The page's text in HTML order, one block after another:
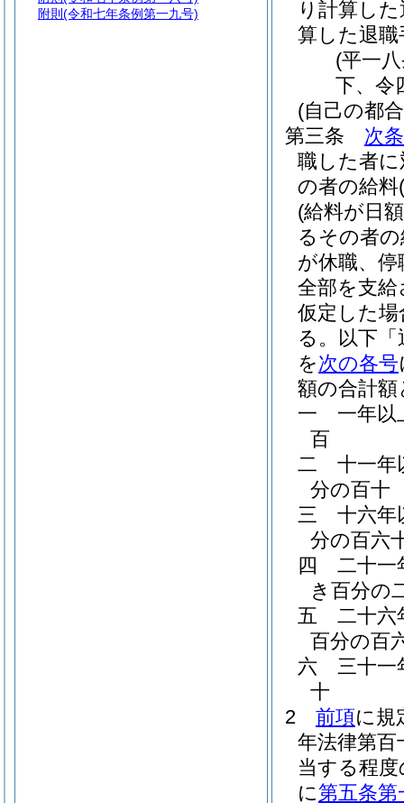
り計算し
算した退
(平一
下、令
(自己の都
第三条
次条
職した者
の者の給料
(給料が日
るその者
が休職、
全部を支
仮定した
る。以下
を次の各号
額の合計
一
一年以
百
二
十一年
分の百十
三
十六年
分の百六
四
二十一
き百分の
五
二十六
百分の百
六
三十一
十
2
前項に規
年法律第百
当する程
に第五条第
附則 (令和七年条例第一九号)